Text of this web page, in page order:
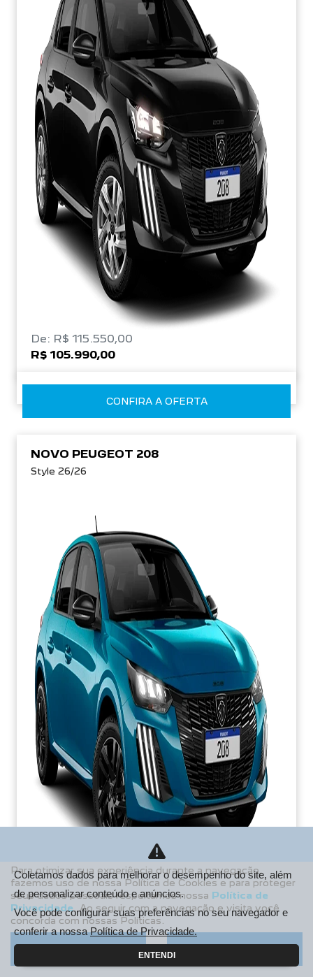
De: R$ 115.550,00
R$ 105.990,00
CONFIRA A OFERTA
NOVO PEUGEOT 208
Style 26/26
De: R$ 106.990,00
R$ 85.213,38
Para otimizar sua experiência durante a navegação,
fazemos uso de nossa Política de Cookies e para proteger
seus dados pessoais respeitamos nossa Política de
Privacidade . Ao seguir com a navegação e visita você
concorda com nossas Políticas.
Aceitar Recusar
Coletamos dados para melhorar o desempenho do site, além
de personalizar conteúdo e anúncios.
Você pode configurar suas preferências no seu navegador e
conferir a nossaPolítica de Privacidade.
ENTENDI